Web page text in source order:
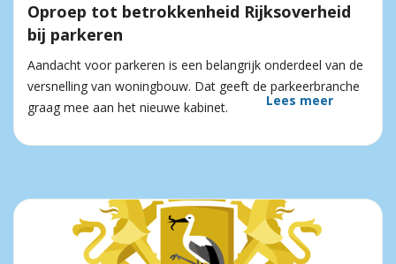
Oproep tot betrokkenheid Rijksoverheid
bij parkeren
Aandacht voor parkeren is een belangrijk onderdeel van de
versnelling van woningbouw. Dat geeft de parkeerbranche
graag mee aan het nieuwe kabinet.
Lees meer